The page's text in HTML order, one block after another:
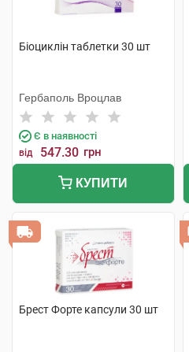
Біоциклін таблетки 30 шт
Гербаполь Вроцлав
Є в наявності
від 547.30 грн
КУПИТИ
Брест Форте капсули 30 шт